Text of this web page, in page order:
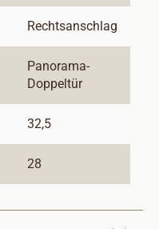
Rechtsanschlag
Panorama-
Doppeltür
32,5
28